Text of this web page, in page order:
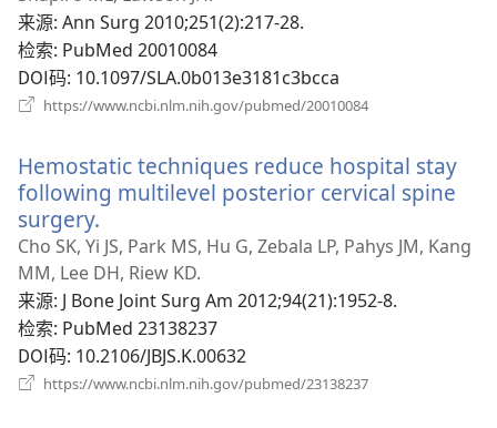
窗
来源‎: Ann Surg 2010;251(2):217-28.
检索‎: PubMed 20010084
DOI码‎: 10.1097/SLA.0b013e3181c3bcca
https://www.ncbi.nlm.nih.gov/pubmed/20010084
窗
口）
Hemostatic techniques reduce hospital stay
following multilevel posterior cervical spine
surgery.
开
新
窗
口）
Cho SK, Yi JS, Park MS, Hu G, Zebala LP, Pahys JM, Kang
MM, Lee DH, Riew KD.
来源‎: J Bone Joint Surg Am 2012;94(21):1952-8.
检索‎: PubMed 23138237
DOI码‎: 10.2106/JBJS.K.00632
https://www.ncbi.nlm.nih.gov/pubmed/23138237